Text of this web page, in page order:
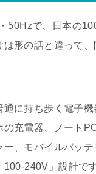
50Hzで、日本の
形の話と違って、
通に持ち歩く電子
の充電器、ノート
ー、モバイルバッテ
100-240V」設計で